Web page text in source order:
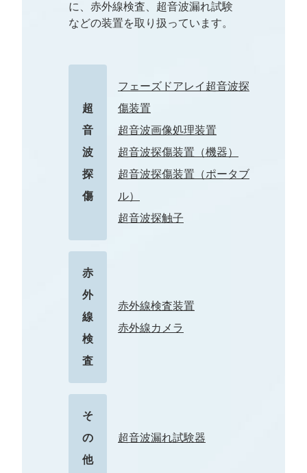
に、赤外線検査、超音波漏れ試験
などの装置を取り扱っています。
超
音
波
探
傷
フェーズドアレイ超音波探
傷装置
超音波画像処理装置
超音波探傷装置（機器）
超音波探傷装置（ポータブ
ル）
超音波探触子
赤
外
線
検
査
赤外線検査装置
赤外線カメラ
そ
の
他
超音波漏れ試験器